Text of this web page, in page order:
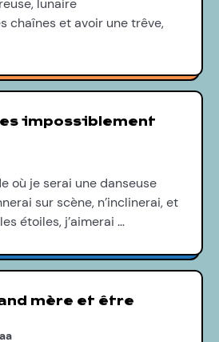
lunaire
chaînes et avoir une trêve,
impossiblement
où je serai une danseuse
sur scène, n’inclinerai, et
étoiles, j’aimerai …
mère et être